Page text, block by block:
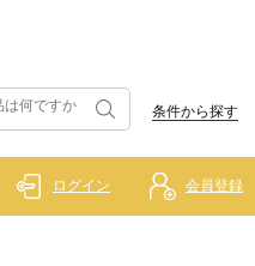
条件から探す
ログイン 会員登録